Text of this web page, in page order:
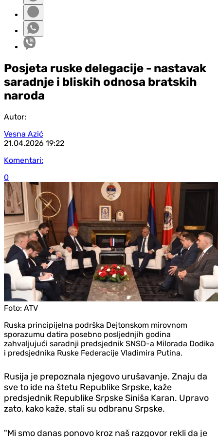
Posjeta ruske delegacije - nastavak
saradnje i bliskih odnosa bratskih
naroda
Autor:
Vesna Azić
21.04.2026 19:22
Komentari:
0
Foto: ATV
Ruska principijelna podrška Dejtonskom mirovnom
sporazumu datira posebno posljednjih godina
zahvaljujući saradnji predsjednik SNSD-a Milorada Dodika
i predsjednika Ruske Federacije Vladimira Putina.
Rusija je prepoznala njegovo urušavanje. Znaju da
sve to ide na štetu Republike Srpske, kaže
predsjednik Republike Srpske Siniša Karan. Upravo
zato, kako kaže, stali su odbranu Srpske.
"Mi smo danas ponovo kroz naš razgovor rekli da je